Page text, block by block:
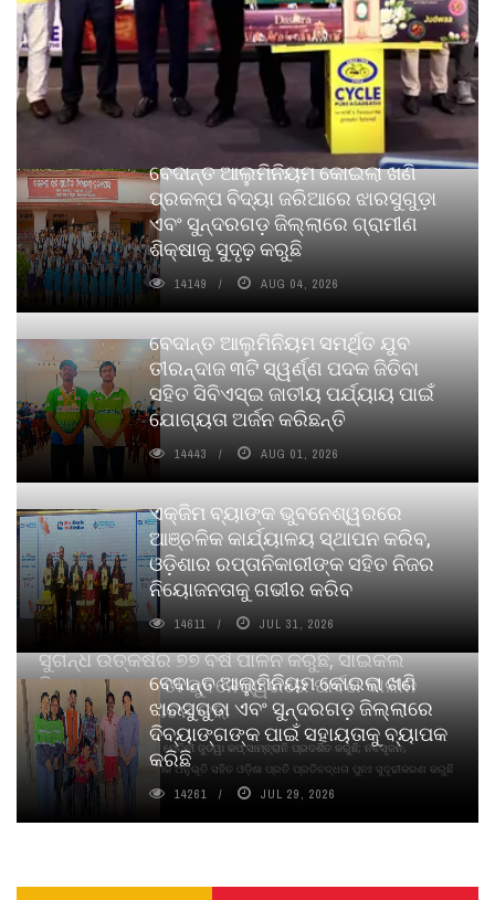
ସୁଗନ୍ଧ ଉତ୍କର୍ଷର ୭୭ ବର୍ଷ ପାଳନ କରୁଛି, ସାଇକଲ
ପିୟୋର୍‌ ଅଗରବତୀ ଭୁବନେଶ୍ୱରରେ ପାର୍ବଣ କାଳୀନ
ନବସୃଜନ ଉନ୍ମୋଚନ କଲା
ବାଉଁଶ ବିହୀନ କଠିନ ଧୂପ ଏବଂ ମେଦିନୀ ଜୁଡୱା କପ୍‌ ସାମ୍ବ୍ରାନି ପ୍ରଦର୍ଶିତ କରୁଛି; ନବସୃଜନ,
ଦୀର୍ଘସ୍ଥାୟିତା ଏବଂ ଆଧ୍ୟାତ୍ମିକ ଅନୁଭୂତି ସହିତ ଓଡ଼ିଶା ପ୍ରତି ପ୍ରତିବଦ୍ଧତା ପୁନଃ ସୁଦୃଢୀକରଣ କରୁଛି
ବେଦାନ୍ତ ଆଲୁମିନିୟମ କୋଇଲା ଖଣି
ପ୍ରକଳ୍ପ ବିଦ୍ୟା ଜରିଆରେ ଝାରସୁଗୁଡ଼ା
ଏବଂ ସୁନ୍ଦରଗଡ଼ ଜିଲ୍ଲାରେ ଗ୍ରାମୀଣ
ଶିକ୍ଷାକୁ ସୁଦୃଢ଼ କରୁଛି
14149 AUG 04, 2026
ବେଦାନ୍ତ ଆଲୁମିନିୟମ ସମର୍ଥିତ ଯୁବ
ତୀରନ୍ଦାଜ ୩ଟି ସ୍ୱର୍ଣ୍ଣ ପଦକ ଜିତିବା
ସହିତ ସିବିଏସ୍ଇ ଜାତୀୟ ପର୍ଯ୍ୟାୟ ପାଇଁ
ଯୋଗ୍ୟତା ଅର୍ଜନ କରିଛନ୍ତି
14443 AUG 01, 2026
ଏକ୍ଜିମ ବ୍ୟାଙ୍କ ଭୁବନେଶ୍ୱରରେ
ଆଞ୍ଚଳିକ କାର୍ଯ୍ୟାଳୟ ସ୍ଥାପନ କରିବ,
ଓଡ଼ିଶାର ରପ୍ତାନିକାରୀଙ୍କ ସହିତ ନିଜର
ନିୟୋଜନତାକୁ ଗଭୀର କରିବ
14611 JUL 31, 2026
ବେଦାନ୍ତ ଆଲୁମିନିୟମ କୋଇଲା ଖଣି
ଝାରସୁଗୁଡା ଏବଂ ସୁନ୍ଦରଗଡ଼ ଜିଲ୍ଲାରେ
ଦିବ୍ୟାଙ୍ଗଙ୍କ ପାଇଁ ସହାୟତାକୁ ବ୍ୟାପକ
କରିଛି
14261 JUL 29, 2026